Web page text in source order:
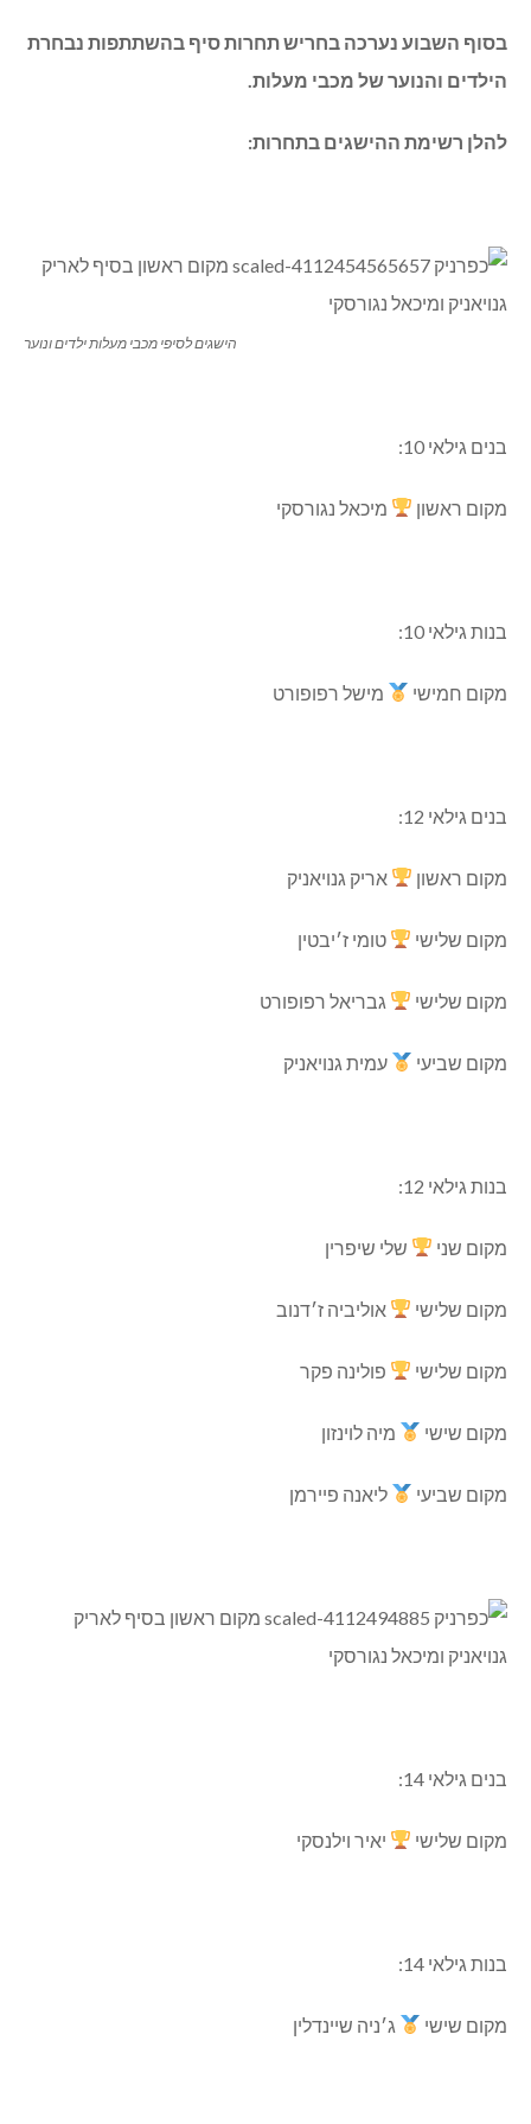
בסוף השבוע נערכה בחריש תחרות סיף בהשתתפות נבחרת
הילדים והנוער של מכבי מעלות.
להלן רשימת ההישגים בתחרות:
הישגים לסיפי מכבי מעלות ילדים ונוער
בנים גילאי 10:
מקום ראשון מיכאל נגורסקי
בנות גילאי 10:
מקום חמישי מישל רפופורט
בנים גילאי 12:
מקום ראשון אריק גנויאניק
מקום שלישי טומי ז׳יבטין
מקום שלישי גבריאל רפופורט
מקום שביעי עמית גנויאניק
בנות גילאי 12:
מקום שני שלי שיפרין
מקום שלישי אוליביה ז׳דנוב
מקום שלישי פולינה פקר
מקום שישי מיה לוינזון
מקום שביעי ליאנה פיירמן
בנים גילאי 14:
מקום שלישי יאיר וילנסקי
בנות גילאי 14:
מקום שישי ג׳ניה שיינדלין